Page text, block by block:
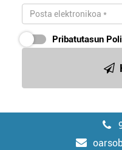
Pribatutasun